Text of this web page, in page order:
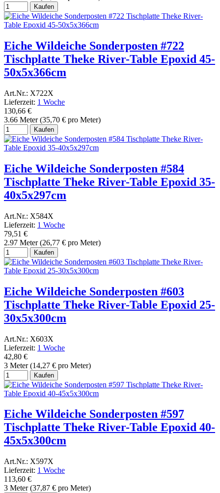
Kaufen
Eiche Wildeiche Sonderposten #722
Tischplatte Theke River-Table Epoxid 45-
50x5x366cm
Art.Nr.: X722X
Lieferzeit: 1 Woche
130,66 €
3.66 Meter (35,70 € pro Meter)
Kaufen
Eiche Wildeiche Sonderposten #584
Tischplatte Theke River-Table Epoxid 35-
40x5x297cm
Art.Nr.: X584X
Lieferzeit: 1 Woche
79,51 €
2.97 Meter (26,77 € pro Meter)
Kaufen
Eiche Wildeiche Sonderposten #603
Tischplatte Theke River-Table Epoxid 25-
30x5x300cm
Art.Nr.: X603X
Lieferzeit: 1 Woche
42,80 €
3 Meter (14,27 € pro Meter)
Kaufen
Eiche Wildeiche Sonderposten #597
Tischplatte Theke River-Table Epoxid 40-
45x5x300cm
Art.Nr.: X597X
Lieferzeit: 1 Woche
113,60 €
3 Meter (37,87 € pro Meter)